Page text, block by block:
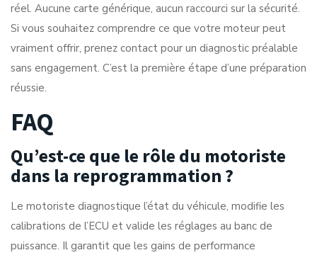
réel. Aucune carte générique, aucun raccourci sur la sécurité.
Si vous souhaitez comprendre ce que votre moteur peut
vraiment offrir, prenez contact pour un diagnostic préalable
sans engagement. C’est la première étape d’une préparation
réussie.
FAQ
Qu’est-ce que le rôle du motoriste
dans la reprogrammation ?
Le motoriste diagnostique l’état du véhicule, modifie les
calibrations de l’ECU et valide les réglages au banc de
puissance. Il garantit que les gains de performance